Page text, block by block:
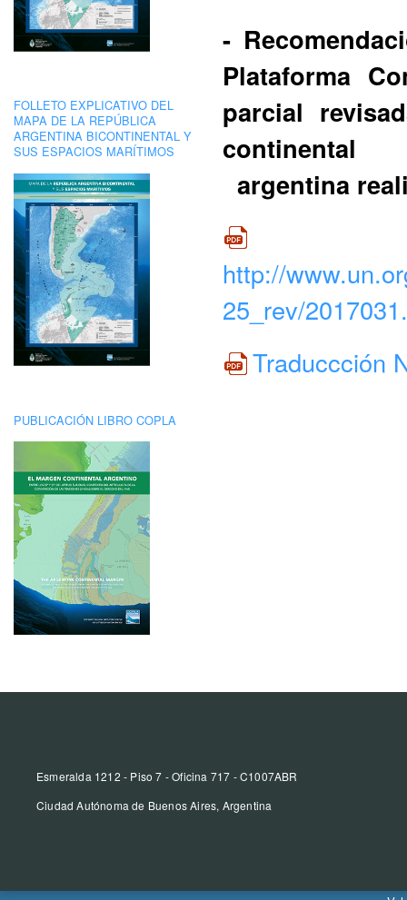
FOLLETO EXPLICATIVO DEL
MAPA DE LA REPÚBLICA
ARGENTINA BICONTINENTAL Y
SUS ESPACIOS MARÍTIMOS
PUBLICACIÓN LIBRO COPLA
-
Plataforma
parcial
continental
argentina
http://
25_rev/
Traduccción
Esmeralda 1212 - Piso 7 - Oficina 717 - C1007ABR
Ciudad Autónoma de Buenos Aires, Argentina